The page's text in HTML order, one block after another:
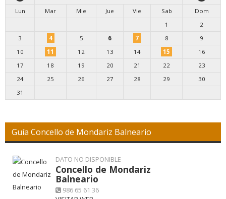
Lun
Mar Mie Jue Vie Sab
Dom
1
2
3
4 5 6 7 8
9
10
11 12 13 14 15
16
17
18 19 20 21 22
23
24
25 26 27 28 29
30
31
Guía Concello de Mondariz Balneario
DATO NO DISPONIBLE
Concello de Mondariz
Balneario
986 65 61 36